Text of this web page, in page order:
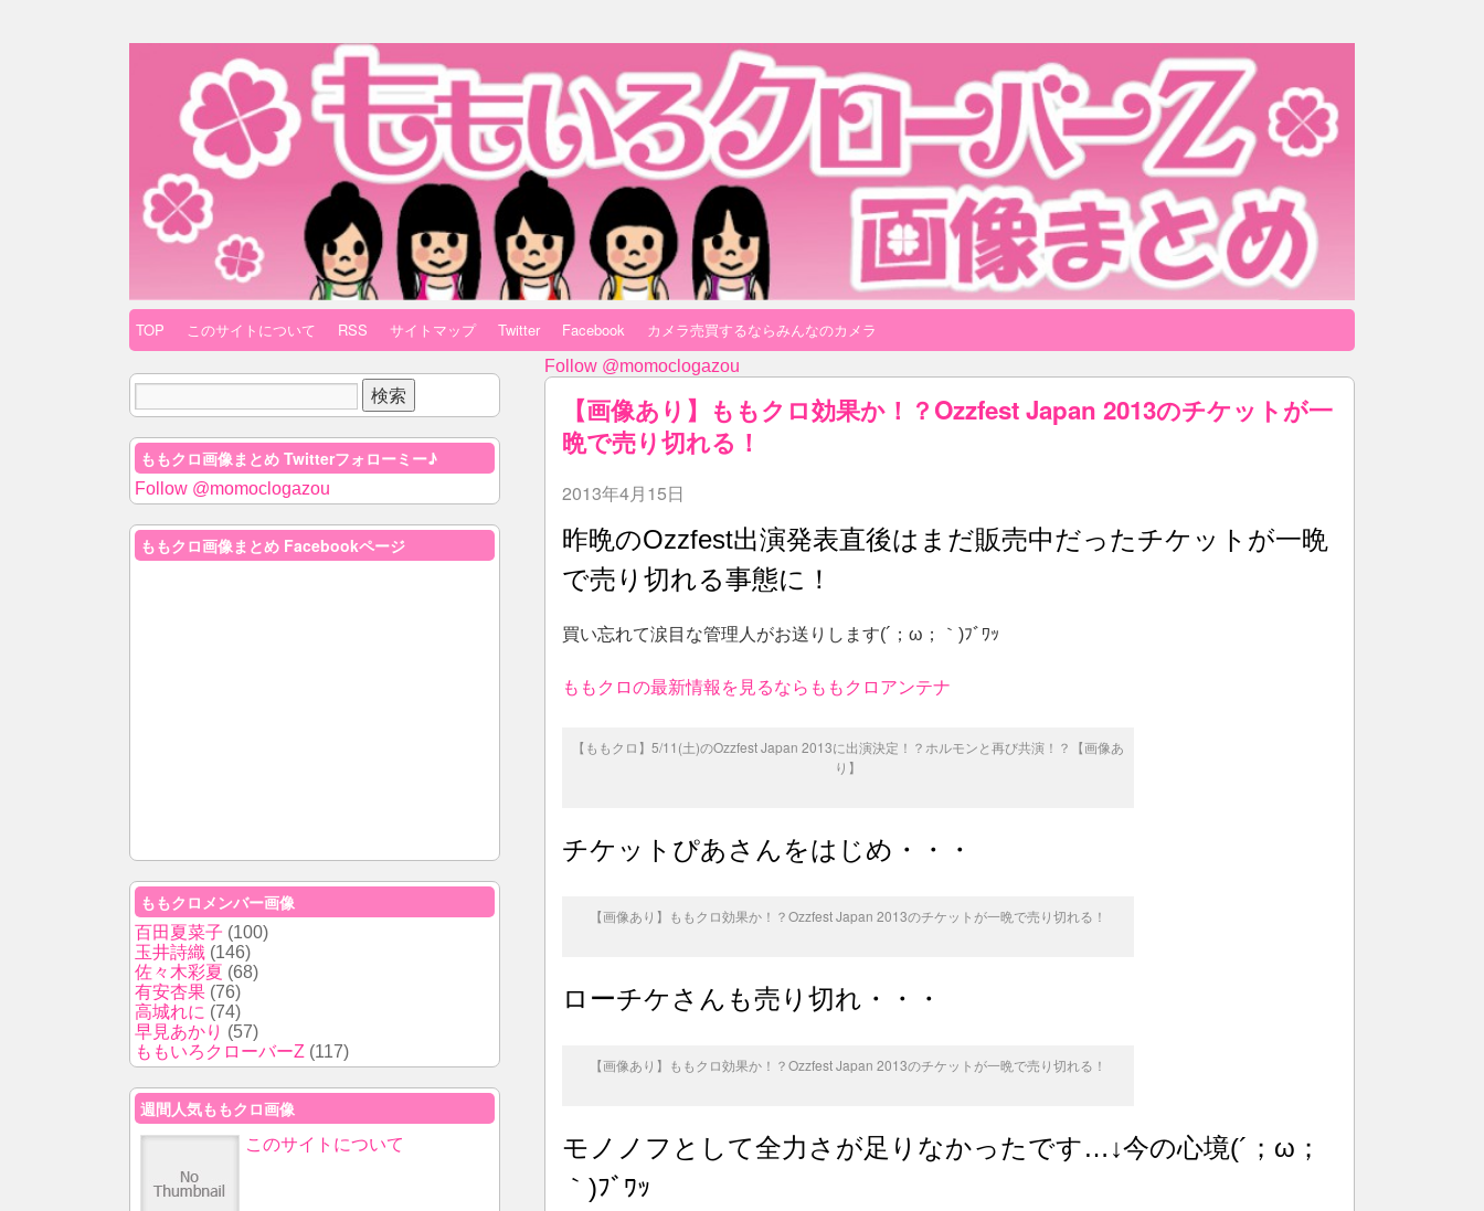
TOP このサイトについて RSS サイトマップ Twitter Facebook カメラ売買するならみんなのカメラ
Follow @momoclogazou
【画像あり】ももクロ効果か！？Ozzfest Japan 2013のチケットが一
晩で売り切れる！
2013年4月15日
昨晩のOzzfest出演発表直後はまだ販売中だったチケットが一晩
で売り切れる事態に！
買い忘れて涙目な管理人がお送りします(´；ω；｀)ﾌﾞﾜｯ
ももクロの最新情報を見るならももクロアンテナ
【ももクロ】5/11(土)のOzzfest Japan 2013に出演決定！？ホルモンと再び共演！？【画像あ
り】
チケットぴあさんをはじめ・・・
【画像あり】ももクロ効果か！？Ozzfest Japan 2013のチケットが一晩で売り切れる！
ローチケさんも売り切れ・・・
【画像あり】ももクロ効果か！？Ozzfest Japan 2013のチケットが一晩で売り切れる！
モノノフとして全力さが足りなかったです…↓今の心境(´；ω；
｀)ﾌﾞﾜｯ
ももクロ画像まとめ Twitterフォローミー♪
Follow @momoclogazou
ももクロ画像まとめ Facebookページ
ももクロメンバー画像
百田夏菜子 (100)
玉井詩織 (146)
佐々木彩夏 (68)
有安杏果 (76)
高城れに (74)
早見あかり (57)
ももいろクローバーZ (117)
週間人気ももクロ画像
このサイトについて